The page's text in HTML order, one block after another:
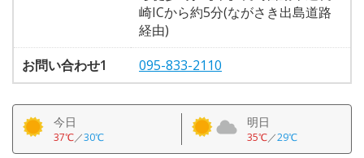
崎ICから約5分(ながさき出島道路
経由)
お問い合わせ1
095-833-2110
今日
37℃／30℃
明日
35℃／29℃